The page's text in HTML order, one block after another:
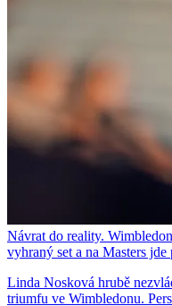
Návrat do reality.
vyhraný set a na Masters
Linda Nosková hrubě
triumfu ve Wimbledonu.